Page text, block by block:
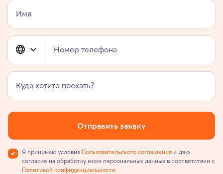
Имя
Номер телефона
Куда хотите поехать?
Отправить заявку
Я принимаю условия Пользовательского соглашения и даю
согласие на обработку моих персональных данных в соответствии с
Политикой конфиденциальности